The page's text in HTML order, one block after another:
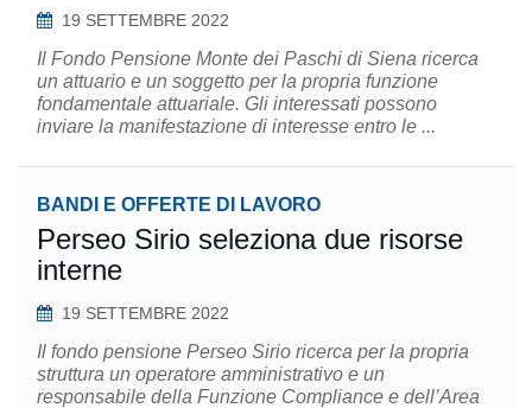
19 SETTEMBRE 2022
Il Fondo Pensione Monte dei Paschi di Siena ricerca
un attuario e un soggetto per la propria funzione
fondamentale attuariale. Gli interessati possono
inviare la manifestazione di interesse entro le ...
BANDI E OFFERTE DI LAVORO
Perseo Sirio seleziona due risorse
interne
19 SETTEMBRE 2022
Il fondo pensione Perseo Sirio ricerca per la propria
struttura un operatore amministrativo e un
responsabile della Funzione Compliance e dell’Area